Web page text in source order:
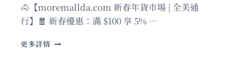
🐴【moremallda.com 新春年貨市場 | 全美通
行】🧧 新春優惠：滿 $100 享 5% …
更多詳情